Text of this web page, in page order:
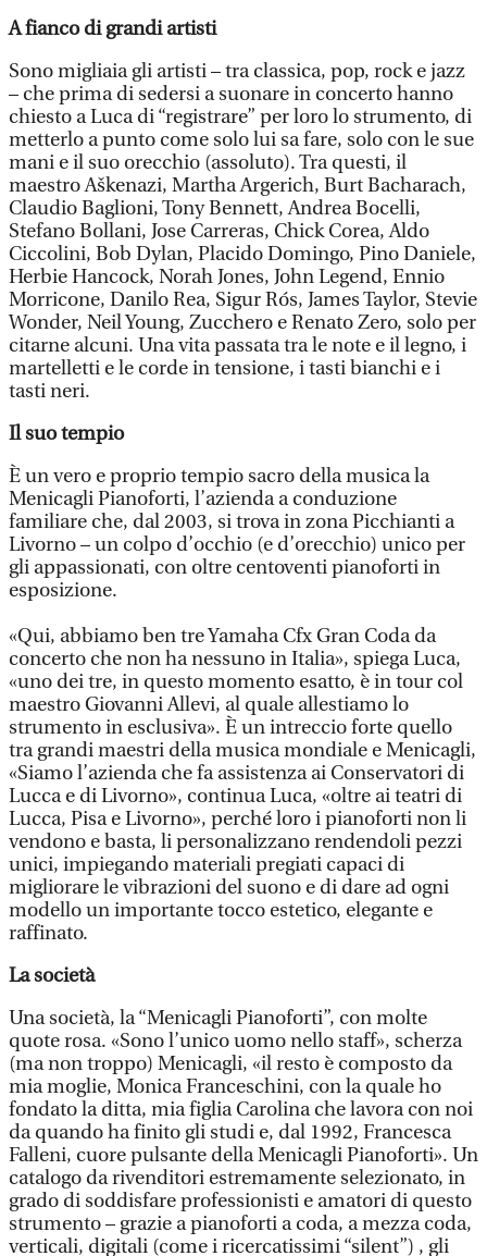
A fianco di grandi artisti
Sono migliaia gli artisti – tra classica, pop, rock e jazz
– che prima di sedersi a suonare in concerto hanno
chiesto a Luca di “registrare” per loro lo strumento, di
metterlo a punto come solo lui sa fare, solo con le sue
mani e il suo orecchio (assoluto). Tra questi, il
maestro Aškenazi, Martha Argerich, Burt Bacharach,
Claudio Baglioni, Tony Bennett, Andrea Bocelli,
Stefano Bollani, Jose Carreras, Chick Corea, Aldo
Ciccolini, Bob Dylan, Placido Domingo, Pino Daniele,
Herbie Hancock, Norah Jones, John Legend, Ennio
Morricone, Danilo Rea, Sigur Rós, James Taylor, Stevie
Wonder, Neil Young, Zucchero e Renato Zero, solo per
citarne alcuni. Una vita passata tra le note e il legno, i
martelletti e le corde in tensione, i tasti bianchi e i
tasti neri.
Il suo tempio
È un vero e proprio tempio sacro della musica la
Menicagli Pianoforti, l’azienda a conduzione
familiare che, dal 2003, si trova in zona Picchianti a
Livorno – un colpo d’occhio (e d’orecchio) unico per
gli appassionati, con oltre centoventi pianoforti in
esposizione.
«Qui, abbiamo ben tre Yamaha Cfx Gran Coda da
concerto che non ha nessuno in Italia», spiega Luca,
«uno dei tre, in questo momento esatto, è in tour col
maestro Giovanni Allevi, al quale allestiamo lo
strumento in esclusiva». È un intreccio forte quello
tra grandi maestri della musica mondiale e Menicagli,
«Siamo l’azienda che fa assistenza ai Conservatori di
Lucca e di Livorno», continua Luca, «oltre ai teatri di
Lucca, Pisa e Livorno», perché loro i pianoforti non li
vendono e basta, li personalizzano rendendoli pezzi
unici, impiegando materiali pregiati capaci di
migliorare le vibrazioni del suono e di dare ad ogni
modello un importante tocco estetico, elegante e
raffinato.
La società
Una società, la “Menicagli Pianoforti”, con molte
quote rosa. «Sono l’unico uomo nello staff», scherza
(ma non troppo) Menicagli, «il resto è composto da
mia moglie, Monica Franceschini, con la quale ho
fondato la ditta, mia figlia Carolina che lavora con noi
da quando ha finito gli studi e, dal 1992, Francesca
Falleni, cuore pulsante della Menicagli Pianoforti». Un
catalogo da rivenditori estremamente selezionato, in
grado di soddisfare professionisti e amatori di questo
strumento – grazie a pianoforti a coda, a mezza coda,
verticali, digitali (come i ricercatissimi “silent”) , gli